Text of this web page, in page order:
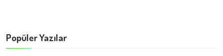
Popüler Yazılar